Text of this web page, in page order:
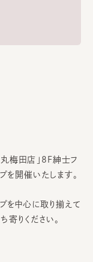
梅田店」8F紳士フ
を開催いたします。
を中心に取り揃えて
りください。